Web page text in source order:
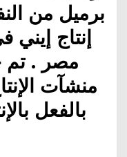
برميل من
إنتاج
مصر . تم
منشآت
بالفعل